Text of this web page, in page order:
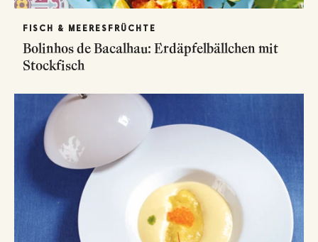
FISCH & MEERESFRÜCHTE
Bolinhos de Bacalhau: Erdäpfelbällchen mit
Stockfisch